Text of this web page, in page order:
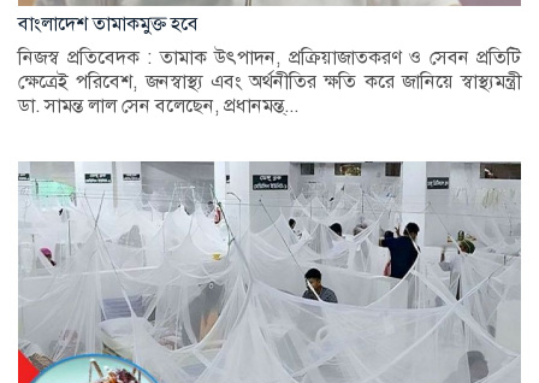
বাংলাদেশ তামাকমুক্ত হবে
নিজস্ব প্রতিবেদক : তামাক উৎপাদন, প্রক্রিয়াজাতকরণ ও সেবন প্রতিটি
ক্ষেত্রেই পরিবেশ, জনস্বাস্থ্য এবং অর্থনীতির ক্ষতি করে জানিয়ে স্বাস্থ্যমন্ত্রী
ডা. সামন্ত লাল সেন বলেছেন, প্রধানমন্ত্...